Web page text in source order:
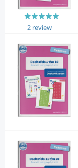
2 review